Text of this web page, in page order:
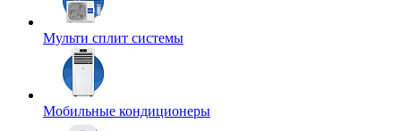
Мульти сплит системы
Мобильные кондиционеры